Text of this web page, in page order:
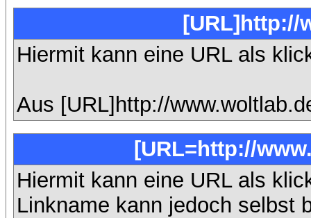
[URL]http://
Hiermit kann eine URL als
Aus [URL]http://
[URL=http://
Hiermit kann eine URL als
Linkname kann jedoch selbst